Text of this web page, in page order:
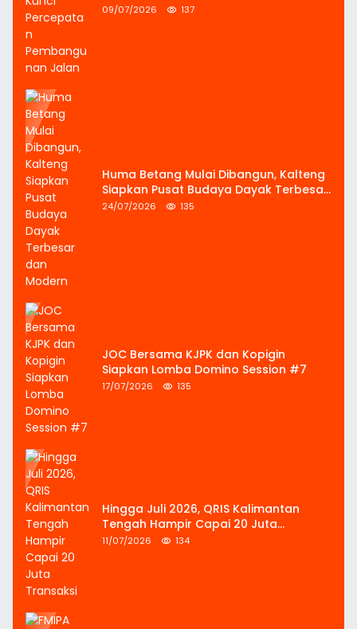
09/07/2026 137
Huma Betang Mulai Dibangun, Kalteng
Siapkan Pusat Budaya Dayak Terbesar
dan Modern
24/07/2026 135
JOC Bersama KJPK dan Kopigin
Siapkan Lomba Domino Session #7
17/07/2026 135
Hingga Juli 2026, QRIS Kalimantan
Tengah Hampir Capai 20 Juta
Transaksi
11/07/2026 134